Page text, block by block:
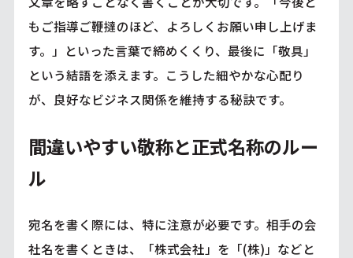
もご指導ご鞭撻のほど、よろしくお願い申し上げま
す。」といった言葉で締めくくり、最後に「敬具」
という結語を添えます。こうした細やかな心配り
が、良好なビジネス関係を維持する秘訣です。
間違いやすい敬称と正式名称のルー
ル
宛名を書く際には、特に注意が必要です。相手の会
社名を書くときは、「株式会社」を「(株)」などと